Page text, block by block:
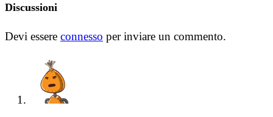
Discussioni
Devi essere connesso per inviare un commento.